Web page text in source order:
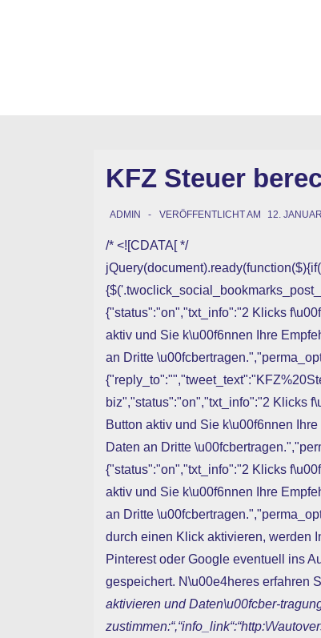
KFZ Steuer
ADMIN VERÖFFENTLICHT AM 12.
/* <![CDATA[ */
{"status":"on","txt_info":"2 Klicks
aktiv und Sie k\u00f6nnen Ihre
an Dritte
biz","status":"on","txt_info":"2 Klicks
Button aktiv und Sie k\u00f6nnen
Daten an Dritte
{"status":"on","txt_info":"2 Klicks
aktiv und Sie k\u00f6nnen Ihre
an Dritte
durch einen Klick aktivieren, werden
Pinterest oder Google eventuell ins
gespeichert. N\u00e4heres erfahren
aktivieren und Daten\u00fcber-
zustimmen:“,“info_link“:“http:\/\/